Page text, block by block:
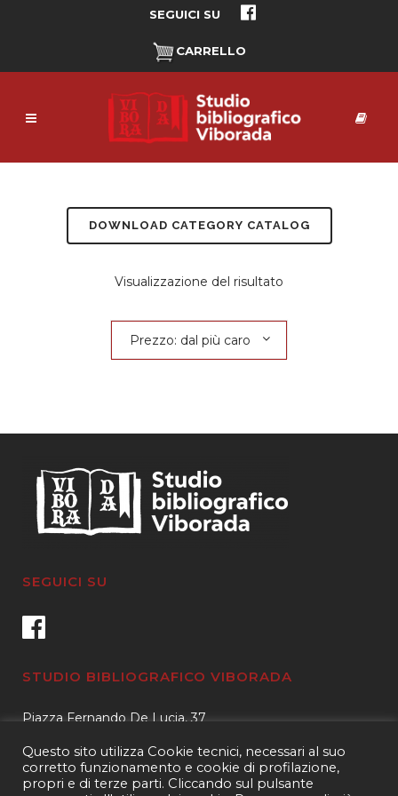
SEGUICI SU
CARRELLO
DOWNLOAD CATEGORY CATALOG
Visualizzazione del risultato
Prezzo: dal più caro
SEGUICI SU
STUDIO BIBLIOGRAFICO VIBORADA
Piazza Fernando De Lucia, 37
Tel.3400596959 – 3404632889
email.info@viborada.it
Questo sito utilizza Cookie tecnici, necessari al suo
corretto funzionamento e cookie di profilazione,
propri e di terze parti. Cliccando sul pulsante